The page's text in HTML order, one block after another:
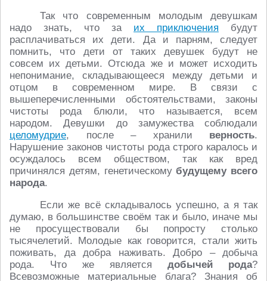
Так что современным молодым девушкам
надо знать, что за их приключения будут
расплачиваться их дети. Да и парням, следует
помнить, что дети от таких девушек будут не
совсем их детьми. Отсюда же и может исходить
непонимание, складывающееся между детьми и
отцом в современном мире. В связи с
вышеперечисленными обстоятельствами, законы
чистоты рода блюли, что называется, всем
народом. Девушки до замужества соблюдали
целомудрие, после – хранили верность.
Нарушение законов чистоты рода строго каралось и
осуждалось всем обществом, так как вред
причинялся детям, генетическомубудущему всего
народа.
Если же всё складывалось успешно, а я так
думаю, в большинстве своём так и было, иначе мы
не просуществовали бы попросту столько
тысячелетий. Молодые как говорится, стали жить
поживать, да добра наживать. Добро – добыча
рода. Что же является добычей рода?
Всевозможные материальные блага? Знания об